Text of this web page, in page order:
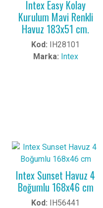
Intex Easy Kolay
Kurulum Mavi Renkli
Havuz 183x51 cm.
Kod: IH28101
Marka: Intex
Intex Sunset Havuz 4
Boğumlu 168x46 cm
Kod: IH56441